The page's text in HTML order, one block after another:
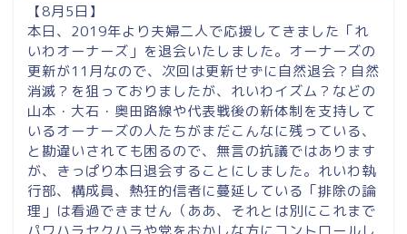
【8月5日】
本日、2019年より夫婦二人で応援してきました「れ
いわオーナーズ」を退会いたしました。オーナーズの
更新が11月なので、次回は更新せずに自然退会？自然
消滅？を狙っておりましたが、れいわイズム？などの
山本・大石・奥田路線や代表戦後の新体制を支持して
いるオーナーズの人たちがまだこんなに残っている、
と勘違いされても困るので、無言の抗議ではあります
が、きっぱり本日退会することにしました。れいわ執
行部、構成員、熱狂的信者に蔓延している「排除の論
理」は看過できません（ああ、それとは別にこれまで